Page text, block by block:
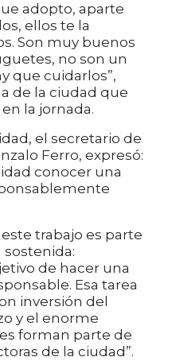
adopto, aparte
ellos te la
Son muy buenos
no son un
que cuidarlos”,
de la ciudad que
la jornada.
el secretario de
Ferro, expresó:
conocer una
trabajo es parte
de hacer una
Esa tarea
inversión del
y el enorme
forman parte de
de la ciudad”.